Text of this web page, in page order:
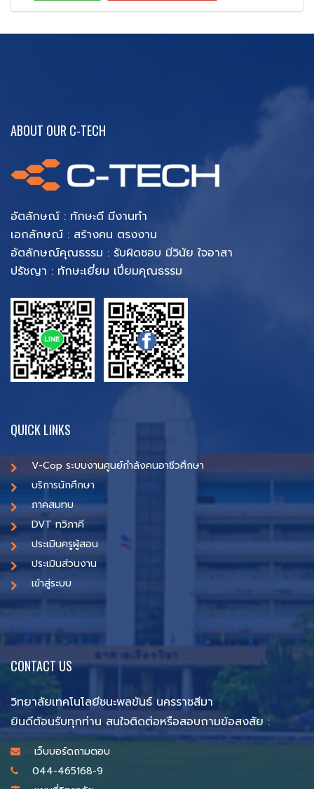
ABOUT OUR C-TECH
อัตลักษณ์ : ทักษะดี มีงานทำ
เอกลักษณ์ : สร้างคน ตรงงาน
อัตลักษณ์คุณธรรม : รับผิดชอบ มีวินัย ใจอาสา
ปรัชญา : ทักษะเยี่ยม เปี่ยมคุณธรรม
QUICK LINKS
V-Cop ระบบงานศูนย์กำลังคนอาชีวศึกษา
บริการนักศึกษา
ภาคสมทบ
DVT ทวิภาคี
ประเมินครูผู้สอน
ประเมินส่วนงาน
เข้าสู่ระบบ
CONTACT US
วิทยาลัยเทคโนโลยีชนะพลขันธ์ นครราชสีมา
ยินดีต้อนรับทุกท่าน สนใจติดต่อหรือสอบถามข้อสงสัย :
เว็บบอร์ดถามตอบ
044-465168-9